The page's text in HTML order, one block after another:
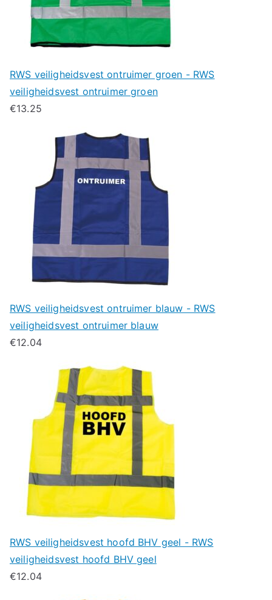
RWS veiligheidsvest ontruimer groen - RWS
veiligheidsvest ontruimer groen
€13.25
RWS veiligheidsvest ontruimer blauw - RWS
veiligheidsvest ontruimer blauw
€12.04
RWS veiligheidsvest hoofd BHV geel - RWS
veiligheidsvest hoofd BHV geel
€12.04